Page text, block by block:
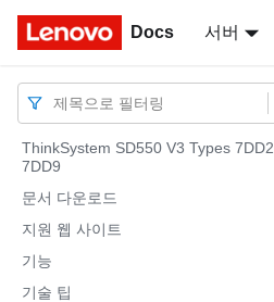
Docs 서버
Docs
제목으로 필터링
ThinkSystem SD550 V3 Types 7DD2,
7DD9
문서 다운로드
지원 웹 사이트
기능
기술 팁